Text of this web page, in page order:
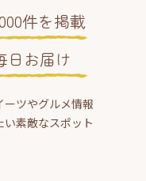
件を掲載
日お届け
ツやグルメ情報
素敵なスポット